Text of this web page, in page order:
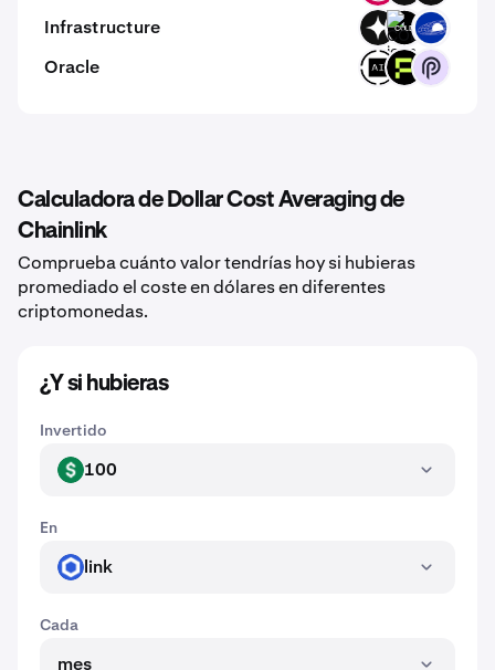
Infrastructure GIZA COLD GRAV
Oracle ORAI PHA PYTH
Calculadora de Dollar Cost Averaging de
Chainlink
Comprueba cuánto valor tendrías hoy si hubieras
promediado el coste en dólares en diferentes
criptomonedas.
¿Y si hubieras
Invertido
USD 100
En
LINK link
Cada
mes